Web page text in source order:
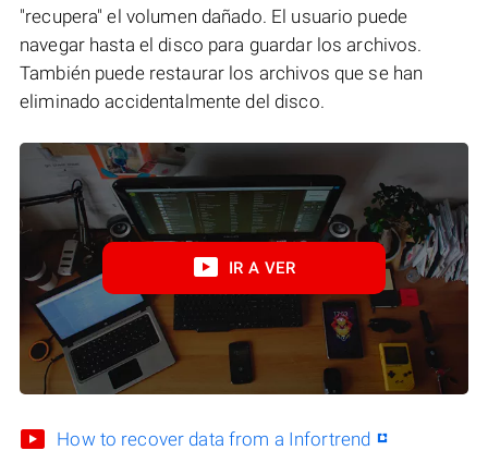
"recupera" el volumen dañado. El usuario puede
navegar hasta el disco para guardar los archivos.
También puede restaurar los archivos que se han
eliminado accidentalmente del disco.
IR A VER
How to recover data from a Infortrend